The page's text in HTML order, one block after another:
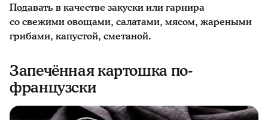
Подавать в качестве закуски или гарнира
со свежими овощами, салатами, мясом, жареными
грибами, капустой, сметаной.
Запечённая картошка по-
французски